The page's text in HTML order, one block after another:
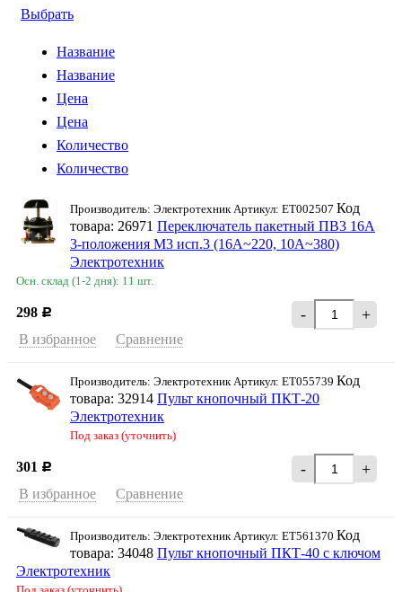
Выбрать
Название
Название
Цена
Цена
Количество
Количество
Производитель: Электротехник Артикул: ET002507 Код
товара: 26971 Переключатель пакетный ПВ3 16А
3-положения М3 исп.3 (16А~220, 10A~380)
Электротехник
Осн. склад (1-2 дня): 11 шт.
298 Р - +
В избранное Сравнение
Производитель: Электротехник Артикул: ET055739 Код
товара: 32914 Пульт кнопочный ПКТ-20
Электротехник
Под заказ (уточнить)
301 Р - +
В избранное Сравнение
Производитель: Электротехник Артикул: ET561370 Код
товара: 34048 Пульт кнопочный ПКТ-40 с ключом
Электротехник